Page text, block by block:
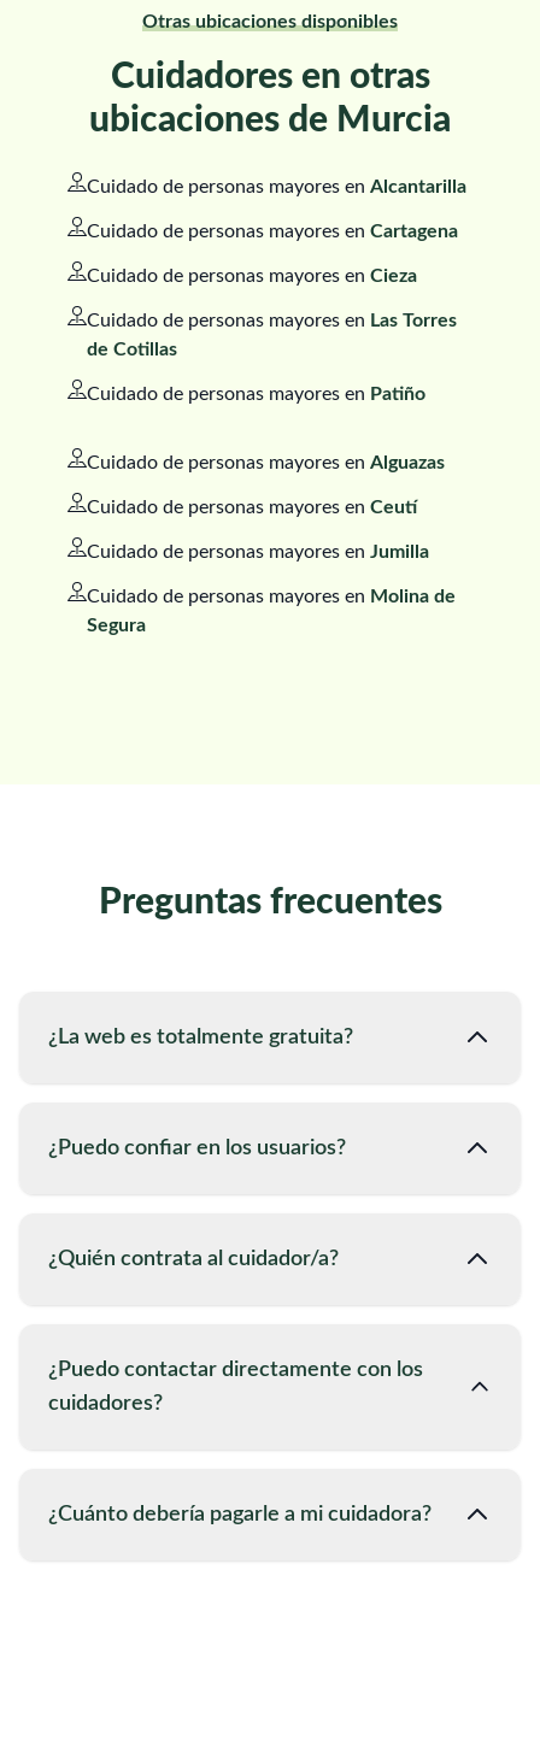
Otras ubicaciones disponibles
Cuidadores en otras
ubicaciones de Murcia
Cuidado de personas mayores en Alcantarilla
Cuidado de personas mayores en Cartagena
Cuidado de personas mayores en Cieza
Cuidado de personas mayores en Las Torres
de Cotillas
Cuidado de personas mayores en Patiño
Cuidado de personas mayores en Alguazas
Cuidado de personas mayores en Ceutí
Cuidado de personas mayores en Jumilla
Cuidado de personas mayores en Molina de
Segura
Preguntas frecuentes
¿La web es totalmente gratuita?
¿Puedo confiar en los usuarios?
¿Quién contrata al cuidador/a?
¿Puedo contactar directamente con los
cuidadores?
¿Cuánto debería pagarle a mi cuidadora?